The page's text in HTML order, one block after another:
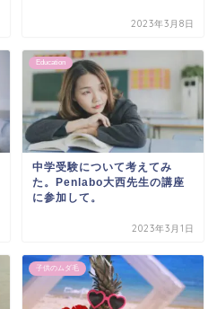
2023年3月8日
Education
中学受験について考えてみ
た。Penlabo大西先生の講座
に参加して。
2023年3月1日
子供のムダ毛